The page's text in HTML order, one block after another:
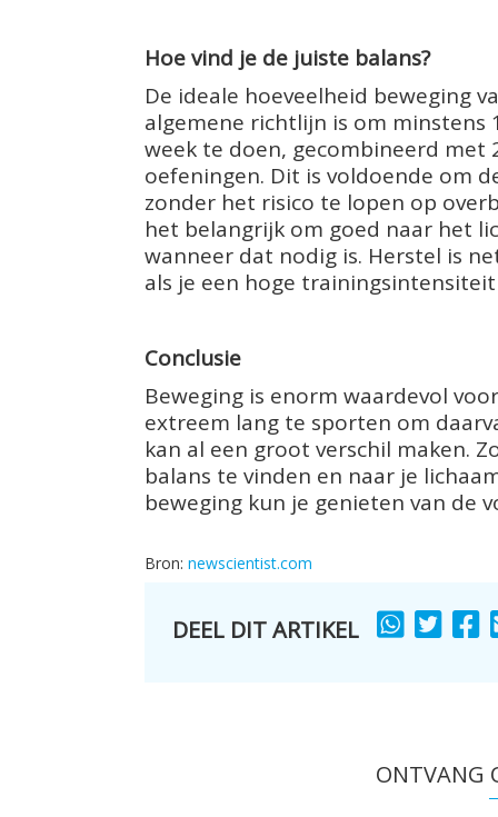
Hoe vind je de juiste balans?
De ideale hoeveelheid beweging
algemene richtlijn is om
week te doen, gecombineerd met
oefeningen. Dit is voldoende om
zonder het risico te lopen op
het belangrijk om goed naar het
wanneer dat nodig is. Herstel is
als je een hoge
Conclusie
Beweging is enorm waardevol
extreem lang te sporten om
kan al een groot verschil maken.
balans te vinden en naar je
beweging kun je genieten van de
Bron: newscientist.com
DEEL DIT ARTIKEL SHARE SHARE
ONTVANG